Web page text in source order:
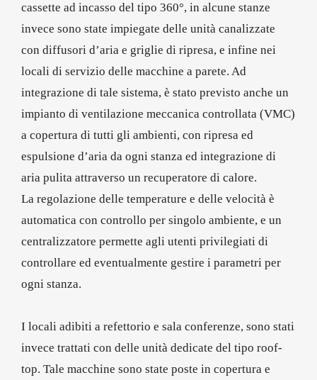
cassette ad incasso del tipo 360°, in alcune stanze
invece sono state impiegate delle unità canalizzate
con diffusori d’aria e griglie di ripresa, e infine nei
locali di servizio delle macchine a parete. Ad
integrazione di tale sistema, è stato previsto anche un
impianto di ventilazione meccanica controllata (VMC)
a copertura di tutti gli ambienti, con ripresa ed
espulsione d’aria da ogni stanza ed integrazione di
aria pulita attraverso un recuperatore di calore.
La regolazione delle temperature e delle velocità è
automatica con controllo per singolo ambiente, e un
centralizzatore permette agli utenti privilegiati di
controllare ed eventualmente gestire i parametri per
ogni stanza.
I locali adibiti a refettorio e sala conferenze, sono stati
invece trattati con delle unità dedicate del tipo roof-
top. Tale macchine sono state poste in copertura e